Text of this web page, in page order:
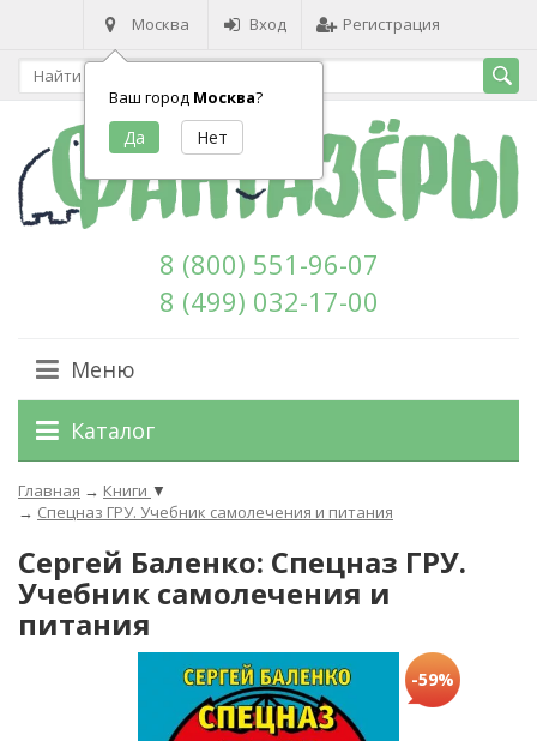
Москва
Ваш город Москва?
Вход Регистрация
8 (800) 551-96-07
8 (499) 032-17-00
Меню
Каталог
Главная → Книги ▼
→ Cпецназ ГРУ. Учебник самолечения и питания
Сергей Баленко: Cпецназ ГРУ.
Учебник самолечения и
питания
-59%